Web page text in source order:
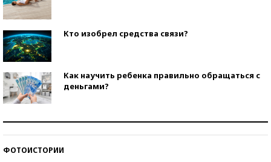
Кто изобрел средства связи?
Как научить ребенка правильно обращаться с
деньгами?
ФОТОИСТОРИИ